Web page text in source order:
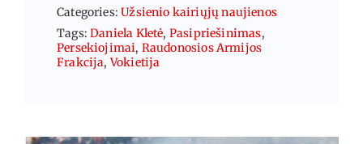
Categories:Užsienio kairiųjų naujienos
Tags:Daniela Kletė, Pasipriešinimas,
Persekiojimai, Raudonosios Armijos
Frakcija,Vokietija